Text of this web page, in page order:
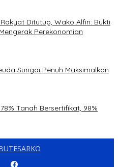
Ditutup, Wako Alfin: Bukti
Perekonomian
Sungai Penuh Maksimalkan
Tanah Bersertifikat, 98%